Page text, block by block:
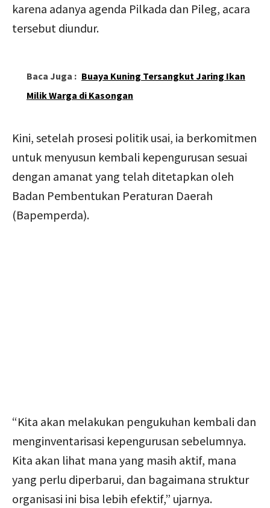
karena adanya agenda Pilkada dan Pileg, acara
tersebut diundur.
Baca Juga : Buaya Kuning Tersangkut Jaring Ikan
Milik Warga di Kasongan
Kini, setelah prosesi politik usai, ia berkomitmen
untuk menyusun kembali kepengurusan sesuai
dengan amanat yang telah ditetapkan oleh
Badan Pembentukan Peraturan Daerah
(Bapemperda).
“Kita akan melakukan pengukuhan kembali dan
menginventarisasi kepengurusan sebelumnya.
Kita akan lihat mana yang masih aktif, mana
yang perlu diperbarui, dan bagaimana struktur
organisasi ini bisa lebih efektif,” ujarnya.